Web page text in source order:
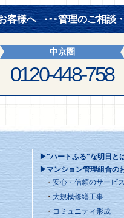
客様へ 管理のご相談
中京圏
0120-448-758
▶"ハートふる"な明日と
▶マンション管理組合の
安心・信頼のサービス
大規模修繕工事
コミュニティ形成